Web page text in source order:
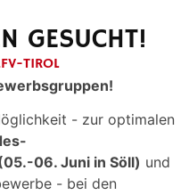
GESUCHT!
TIROL
- zur optimalen
06. Juni in Söll) und
- bei den